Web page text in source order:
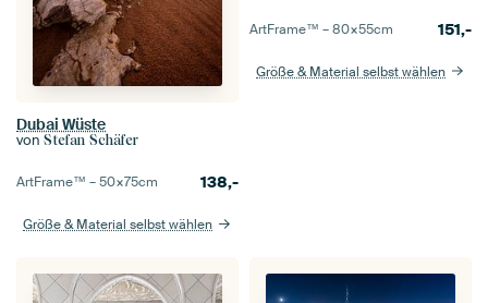
Dubai Wüste
von Stefan Schäfer
ArtFrame™ –50×75cm 138,-
Größe & Material selbst wählen
ArtFrame™ –80×55cm 151,-
Größe & Material selbst wählen